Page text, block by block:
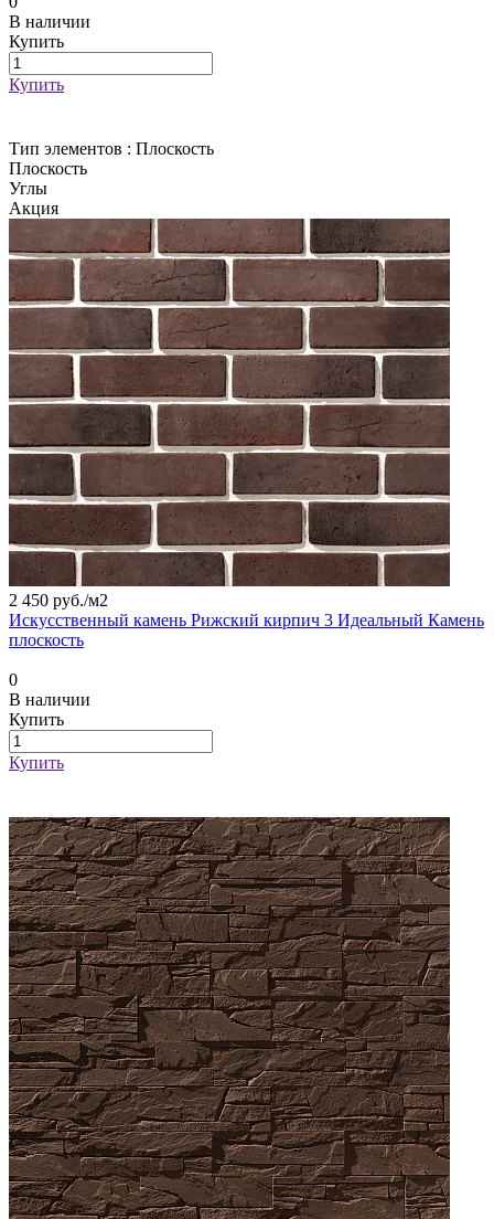
В наличии
Купить
Купить
Тип элементов : Плоскость
Плоскость
Углы
Акция
2 450 руб./м2
Искусственный камень Рижский кирпич 3 Идеальный Камень
плоскость
0
В наличии
Купить
Купить